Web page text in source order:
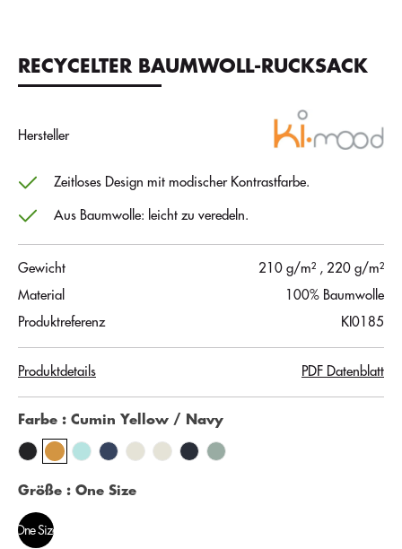
RECYCELTER BAUMWOLL-RUCKSACK
Hersteller
Zeitloses Design mit modischer Kontrastfarbe.
Aus Baumwolle: leicht zu veredeln.
Gewicht 210 g/m² , 220 g/m²
Material
100% Baumwolle
Produktreferenz
KI0185
Produktdetails PDF Datenblatt
Farbe : Cumin Yellow / Navy
Größe : One Size
One Size